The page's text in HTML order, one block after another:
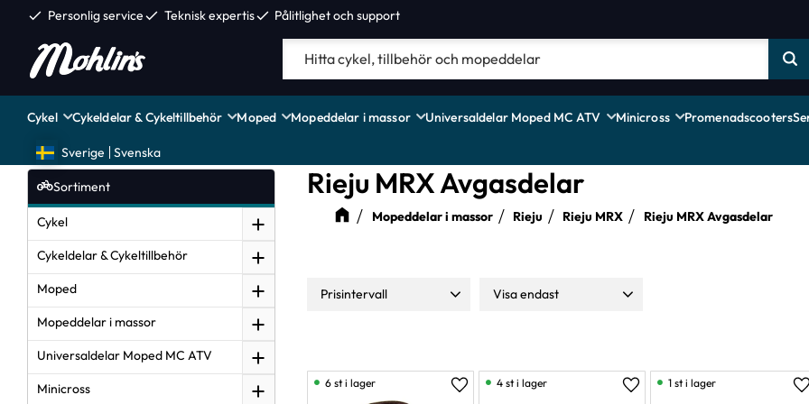
check Personlig servicecheck Teknisk expertischeck Pålitlighet och support
Cykel Cykeldelar & Cykeltillbehör Moped Mopeddelar i massor Universaldelar Moped MC ATV Minicross Promenadscooters
Sverige Svenska
Rieju MRX Avgasdelar
Mopeddelar i massor Rieju Rieju MRX Rieju MRX Avgasdelar
Prisintervall
Visa endast
Lägg till i favoriter
6 st i lager
Lägg till i favoriter
4 st i lager 1 st i lager
Sortiment
Cykel
Cykeldelar & Cykeltillbehör
Moped
Mopeddelar i massor
Universaldelar Moped MC ATV
Minicross